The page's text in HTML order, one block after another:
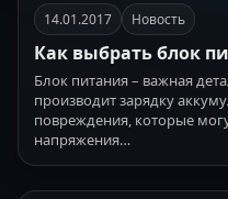
14.01.2017 Новость
Как выбрать блок
Блок питания – важная
производит зарядку
повреждения, которые
напряжения…